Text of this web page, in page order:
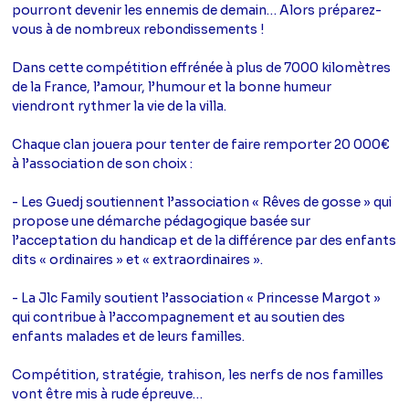
pourront devenir les ennemis de demain… Alors préparez-
vous à de nombreux rebondissements !
Dans cette compétition effrénée à plus de 7000 kilomètres
de la France, l’amour, l’humour et la bonne humeur
viendront rythmer la vie de la villa.
Chaque clan jouera pour tenter de faire remporter 20 000€
à l’association de son choix :
- Les Guedj soutiennent l’association « Rêves de gosse » qui
propose une démarche pédagogique basée sur
l’acceptation du handicap et de la différence par des enfants
dits « ordinaires » et « extraordinaires ».
- La Jlc Family soutient l’association « Princesse Margot »
qui contribue à l’accompagnement et au soutien des
enfants malades et de leurs familles.
Compétition, stratégie, trahison, les nerfs de nos familles
vont être mis à rude épreuve…